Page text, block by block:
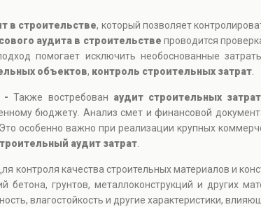
в строительстве, который позволяет
аудита в строительстве проводится
помогает исключить необоснованные
объектов, контроль строительных затрат
-Также востребован аудит строительных затрат
бюджету. Анализ смет и финансовой
особенно важно при реализации крупных
аудит затрат
контроля качества строительных материалов и
грунтов, металлоконструкций и других
влагостойкость и другие характеристики,